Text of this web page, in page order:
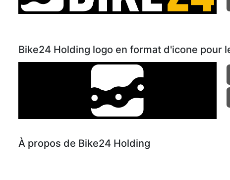
Bike24 Holding logo en format d'icone pour
À propos de Bike24 Holding